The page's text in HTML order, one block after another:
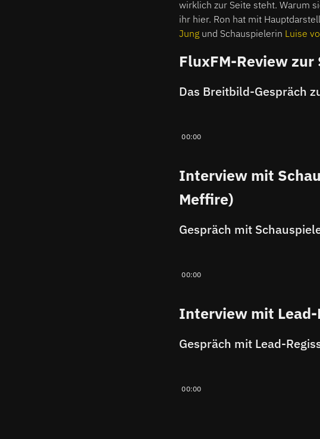
wirklich zur Seite steht. Warum
ihr hier. Ron hat mit
Jung und Schauspielerin Luise
FluxFM-Review zur
Das Breitbild-Gespräch
00:00
Interview mit
Meffire)
00:00
Interview mit Lead-
00:00